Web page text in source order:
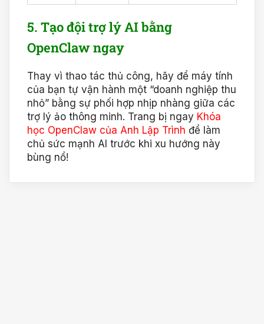
5. Tạo đội trợ lý AI bằng
OpenClaw ngay
Thay vì thao tác thủ công, hãy để máy tính
của bạn tự vận hành một “doanh nghiệp thu
nhỏ” bằng sự phối hợp nhịp nhàng giữa các
trợ lý ảo thông minh. Trang bị ngay Khóa
học OpenClaw của Anh Lập Trình để làm
chủ sức mạnh AI trước khi xu hướng này
bùng nổ!